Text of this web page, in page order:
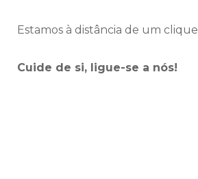
Estamos à distância de um clique
Cuide de si, ligue-se a nós!